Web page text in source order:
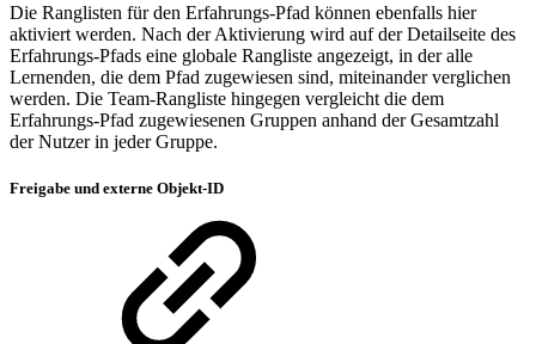
Die Ranglisten für den Erfahrungs-Pfad können ebenfalls hier
aktiviert werden. Nach der Aktivierung wird auf der Detailseite des
Erfahrungs-Pfads eine globale Rangliste angezeigt, in der alle
Lernenden, die dem Pfad zugewiesen sind, miteinander verglichen
werden. Die Team-Rangliste hingegen vergleicht die dem
Erfahrungs-Pfad zugewiesenen Gruppen anhand der Gesamtzahl
der Nutzer in jeder Gruppe.
Freigabe und externe Objekt-ID